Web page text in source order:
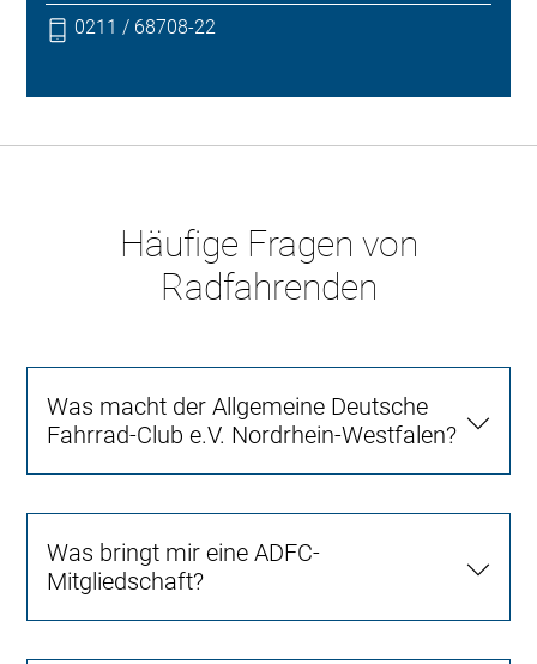
0211 / 68708-22
Häufige Fragen von
Radfahrenden
Was macht der Allgemeine Deutsche
Fahrrad-Club e.V. Nordrhein-Westfalen?
Was bringt mir eine ADFC-
Mitgliedschaft?